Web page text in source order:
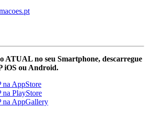
ATUAL no seu Smartphone, descarregue
iOS ou Android.